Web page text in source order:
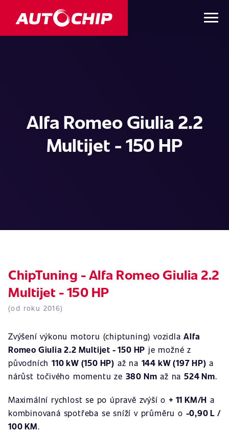
Alfa Romeo Giulia 2.2
Multijet - 150 HP
ChipTuning - Alfa Romeo Giulia 2.2
Multijet - 150 HP
(od roku 2016)
Zvýšení výkonu motoru (chiptuning) vozidlaAlfa
Romeo Giulia 2.2 Multijet - 150 HP je možné z
původních110 kW (150 HP) až na 144 kW (197 HP) a
nárůst točivého momentu ze 380 Nm až na524 Nm.
Maximální rychlost se po úpravě zvýší o + 11 KM/H a
kombinovaná spotřeba se sníží v průměru o -0,90 L /
100 KM.